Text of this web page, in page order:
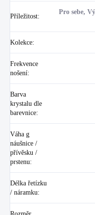
Příležitost:
Pro sebe,
Kolekce:
Frekvence
nošení:
Barva
krystalu dle
barevnice:
Váha g
náušnice /
přívěsku /
prstenu:
Délka řetízku
/ náramku: